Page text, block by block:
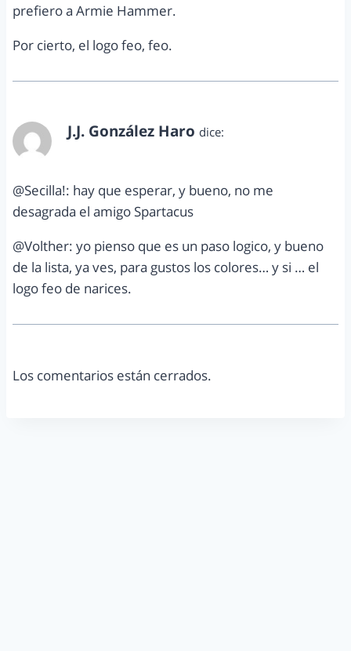
prefiero a Armie Hammer.
Por cierto, el logo feo, feo.
J.J. González Haro dice:
@Secilla!: hay que esperar, y bueno, no me
desagrada el amigo Spartacus
@Volther: yo pienso que es un paso logico, y bueno
de la lista, ya ves, para gustos los colores… y si … el
logo feo de narices.
Los comentarios están cerrados.